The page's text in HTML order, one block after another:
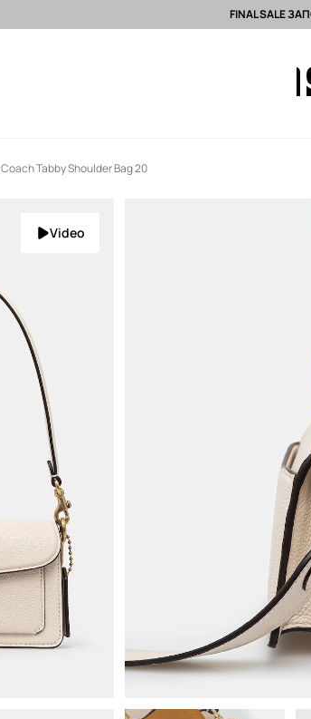
Безплатни доставка и връщане за поръчки над 90 EUR *FINAL SALE
Coach Tabby Shoulder Bag 20
Video